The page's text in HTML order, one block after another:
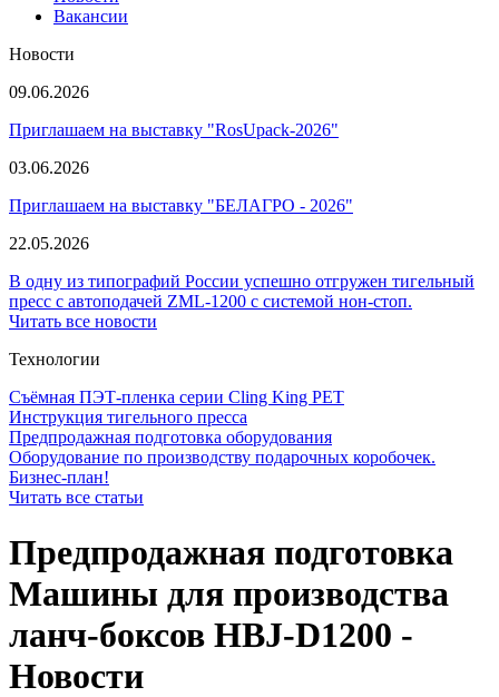
Вакансии
Новости
09.06.2026
Приглашаем на выставку "RosUpack-2026"
03.06.2026
Приглашаем на выставку "БЕЛАГРО - 2026"
22.05.2026
В одну из типографий России успешно отгружен тигельный
пресс с автоподачей ZML-1200 с системой нон-стоп.
Читать все новости
Технологии
Съёмная ПЭТ-пленка серии Cling King PET
Инструкция тигельного пресса
Предпродажная подготовка оборудования
Оборудование по производству подарочных коробочек.
Бизнес-план!
Читать все статьи
Предпродажная подготовка
Машины для производства
ланч-боксов HBJ-D1200 -
Новости